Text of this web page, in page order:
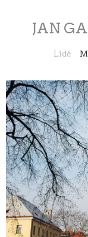
JAN
Lidé